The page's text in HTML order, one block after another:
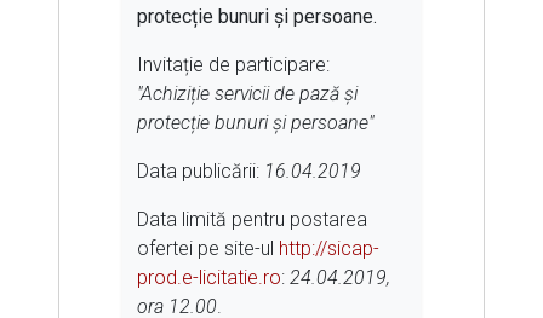
protecție bunuri și persoane.
Invitație de participare:
"Achiziție servicii de pază și
protecție bunuri și persoane"
Data publicării: 16.04.2019
Data limită pentru postarea
ofertei pe site-ul http://sicap-
prod.e-licitatie.ro: 24.04.2019,
ora 12.00.